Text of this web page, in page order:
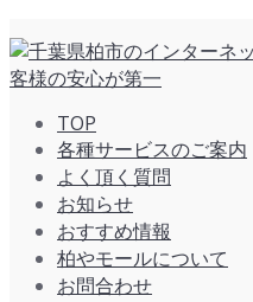
TOP
各種サービスのご案内
よく頂く質問
お知らせ
おすすめ情報
柏やモールについて
お問合わせ